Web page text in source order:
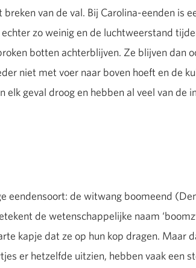
van de val. Bij Carolina-eenden is
zo weinig en de luchtweerstand
botten achterblijven. Ze blijven dan
niet met voer naar boven hoeft en de
geval droog en hebben al veel van de
eendensoort: de witwang boomeend
de wetenschappelijke naam
kapje dat ze op hun kop dragen. Maar
er hetzelfde uitzien, hebben vaak een